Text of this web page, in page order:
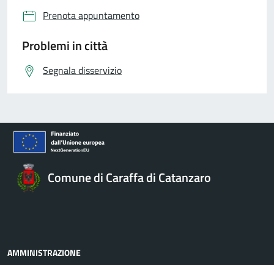
Prenota appuntamento
Problemi in città
Segnala disservizio
Comune di Caraffa di Catanzaro
AMMINISTRAZIONE